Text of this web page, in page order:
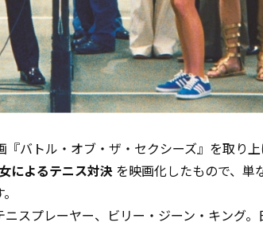
バトル・オブ・ザ・セクシーズ』を取り上
によるテニス対決 を映画化したもので、単
スプレーヤー、ビリー・ジーン・キング